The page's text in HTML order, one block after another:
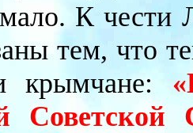
К чести
тем, что
крымчане:
Советской